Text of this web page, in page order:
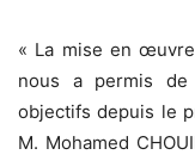
« La mise en
nous a permis
objectifs depuis le
M. Mohamed